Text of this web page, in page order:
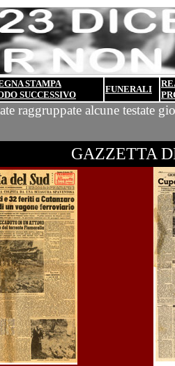
STAMPA
SUCCESSIVO
FUNERALI
raggruppate alcune testate
GAZZETTA